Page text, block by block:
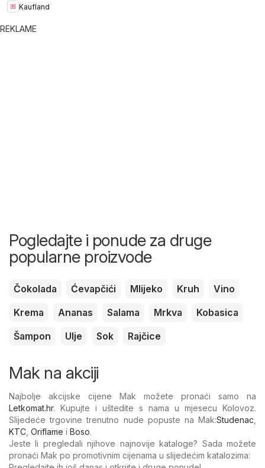
Kaufland
REKLAME
Pogledajte i ponude za druge
popularne proizvode
Čokolada Ćevapčići Mlijeko Kruh
Vino
Krema
Ananas Salama Mrkva
Kobasica
Šampon
Ulje Sok Rajčice
Mak na akciji
Najbolje akcijske cijene Mak možete pronaći samo na
Letkomat.hr. Kupujte i uštedite s nama u mjesecu Kolovoz.
Slijedeće trgovine trenutno nude popuste na Mak:Studenac
KTC Oriflame i Boso.
Jeste li pregledali njihove najnovije kataloge? Sada možete
pronaći Mak po promotivnim cijenama u slijedećim katalozima: